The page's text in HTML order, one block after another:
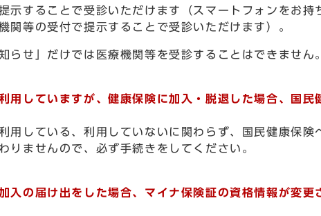
示することで受診いただけます（スマートフォンをお
関等の受付で提示することで受診いただけます）。
らせ」だけでは医療機関等を受診することはできません。
用していますが、健康保険に加入・脱退した場合、国民
用している、利用していないに関わらず、国民健康保険
りませんので、必ず手続きをしてください。
入の届け出をした場合、マイナ保険証の資格情報が変更